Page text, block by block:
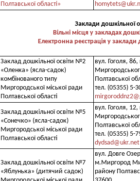
Полтавської області»
Заклади дошкільної
Вільні місця у закладах
Електронна реєстрація у заклади
Заклад дошкільної освіти №2
«Оленка» (ясла-садок)
комбінованого типу
Миргородської міської ради
Полтавської області
вул. Гоголя,
Полтавської
тел. (05355) 5-
Заклад дошкільної освіти №5
«Сонечко» (ясла-садок)
Миргородської міської ради
Полтавської області
вул. Гоголя,
Полтавської
тел. (05355) 5-
dydsad@ukr.net
Заклад дошкільної освіти №7
«Яблунька» (дитячий садок)
вул. Довге
м.Миргород
району